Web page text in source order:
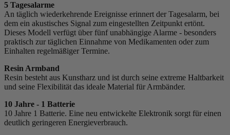
5 Tagesalarme
An täglich wiederkehrende Ereignisse erinnert der Tagesalarm, bei
dem ein akustisches Signal zum eingestellten Zeitpunkt ertönt.
Dieses Modell verfügt über fünf unabhängige Alarme - besonders
praktisch zur täglichen Einnahme von Medikamenten oder zum
Einhalten regelmäßiger Termine.
Resin Armband
Resin besteht aus Kunstharz und ist durch seine extreme Haltbarkeit
und seine Flexibilität das ideale Material für Armbänder.
10 Jahre - 1 Batterie
10 Jahre 1 Batterie. Eine neu entwickelte Elektronik sorgt für einen
deutlich geringeren Energieverbrauch.